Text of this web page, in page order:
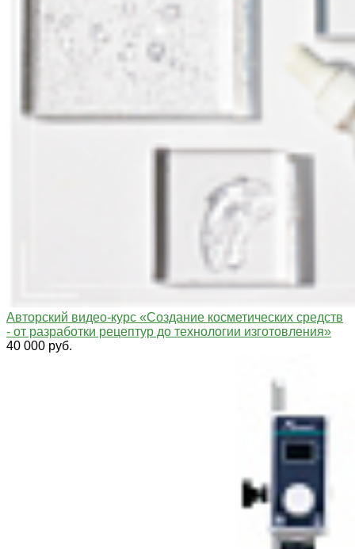
Aвторский видео-курс «Создание косметических средств
- от разработки рецептур до технологии изготовления»
40 000 руб.